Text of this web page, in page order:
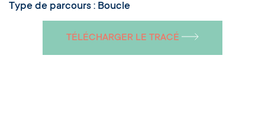
Type de parcours : Boucle
TÉLÉCHARGER LE TRACÉ